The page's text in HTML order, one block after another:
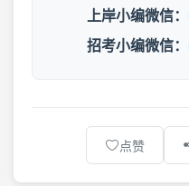
上岸小编微信：
招考小编微信：
点赞